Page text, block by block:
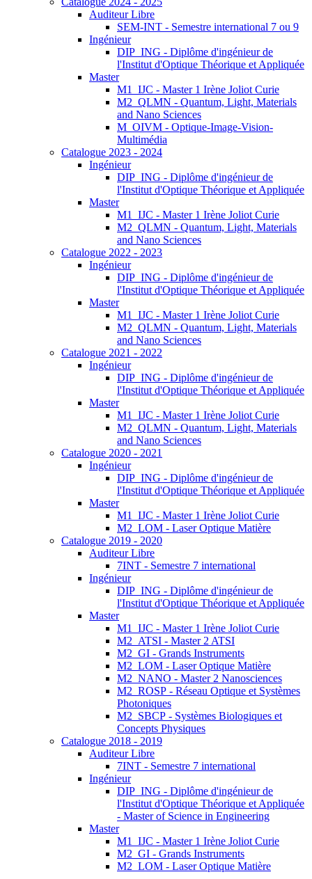
Auditeur Libre
SEM-INT - Semestre international 7 ou 9
Ingénieur
DIP_ING - Diplôme d'ingénieur de
l'Institut d'Optique Théorique et Appliquée
Master
M1_IJC - Master 1 Irène Joliot Curie
M2_QLMN - Quantum, Light, Materials
and Nano Sciences
M_OIVM - Optique-Image-Vision-
Multimédia
Catalogue 2023 - 2024
Ingénieur
DIP_ING - Diplôme d'ingénieur de
l'Institut d'Optique Théorique et Appliquée
Master
M1_IJC - Master 1 Irène Joliot Curie
M2_QLMN - Quantum, Light, Materials
and Nano Sciences
Catalogue 2022 - 2023
Ingénieur
DIP_ING - Diplôme d'ingénieur de
l'Institut d'Optique Théorique et Appliquée
Master
M1_IJC - Master 1 Irène Joliot Curie
M2_QLMN - Quantum, Light, Materials
and Nano Sciences
Catalogue 2021 - 2022
Ingénieur
DIP_ING - Diplôme d'ingénieur de
l'Institut d'Optique Théorique et Appliquée
Master
M1_IJC - Master 1 Irène Joliot Curie
M2_QLMN - Quantum, Light, Materials
and Nano Sciences
Catalogue 2020 - 2021
Ingénieur
DIP_ING - Diplôme d'ingénieur de
l'Institut d'Optique Théorique et Appliquée
Master
M1_IJC - Master 1 Irène Joliot Curie
M2_LOM - Laser Optique Matière
Catalogue 2019 - 2020
Auditeur Libre
7INT - Semestre 7 international
Ingénieur
DIP_ING - Diplôme d'ingénieur de
l'Institut d'Optique Théorique et Appliquée
Master
M1_IJC - Master 1 Irène Joliot Curie
M2_ATSI - Master 2 ATSI
M2_GI - Grands Instruments
M2_LOM - Laser Optique Matière
M2_NANO - Master 2 Nanosciences
M2_ROSP - Réseau Optique et Systèmes
Photoniques
M2_SBCP - Systèmes Biologiques et
Concepts Physiques
Catalogue 2018 - 2019
Auditeur Libre
7INT - Semestre 7 international
Ingénieur
DIP_ING - Diplôme d'ingénieur de
l'Institut d'Optique Théorique et Appliquée
- Master of Science in Engineering
Master
M1_IJC - Master 1 Irène Joliot Curie
M2_GI - Grands Instruments
M2_LOM - Laser Optique Matière